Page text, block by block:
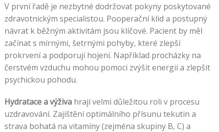
V první řadě je nezbytné dodržovat pokyny poskytované
zdravotnickým specialistou. Pooperační klid a postupný
návrat k běžným aktivitám jsou klíčové. Pacient by měl
začínat s mírnými, šetrnými pohyby, které zlepší
prokrvení a podporují hojení. Například procházky na
čerstvém vzduchu mohou pomoci zvýšit energii a zlepšit
psychickou pohodu.
Hydratace a výživahrají velmi důležitou roli v procesu
uzdravování. Zajištění optimálního přísunu tekutin a
strava bohatá na vitamíny (zejména skupiny B, C) a